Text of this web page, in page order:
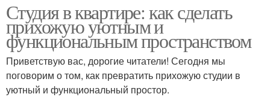
Студия в квартире: как сделать
прихожую уютным и
функциональным пространством
Приветствую вас, дорогие читатели! Сегодня мы
поговорим о том, как превратить прихожую студии в
уютный и функциональный простор.